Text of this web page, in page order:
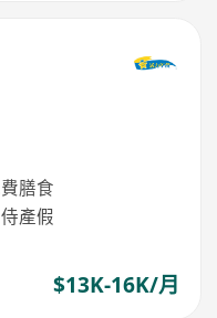
膳食
產假
$13K-16K/月